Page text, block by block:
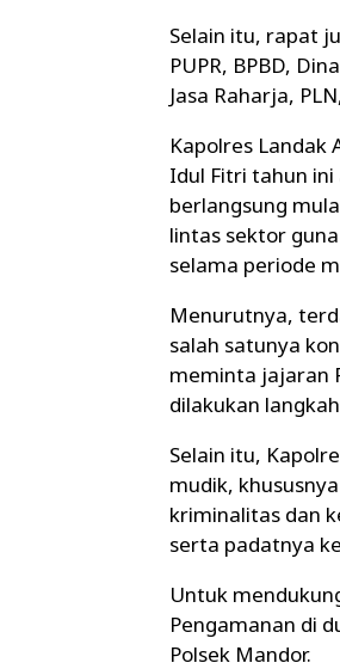
Selain itu, rapat
PUPR, BPBD,
Jasa Raharja,
Kapolres Landak
Idul Fitri tahun
berlangsung
lintas sektor
selama periode
Menurutnya,
salah satunya
meminta jajaran
dilakukan
Selain itu,
mudik,
kriminalitas dan
serta padatnya
Untuk
Pengamanan di
Polsek Mandor.